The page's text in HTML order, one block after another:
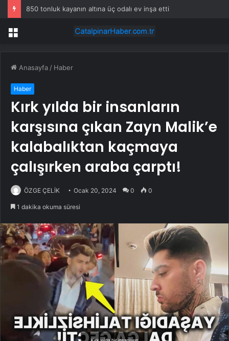
Menü
Anasayfa / Haber
Haber
Kırk yılda bir insanların
karşısına çıkan Zayn Malik’e
kalabalıktan kaçmaya
çalışırken araba çarptı!
ÖZGE ÇELİK Ocak 20, 2024 0 0
1 dakika okuma süresi